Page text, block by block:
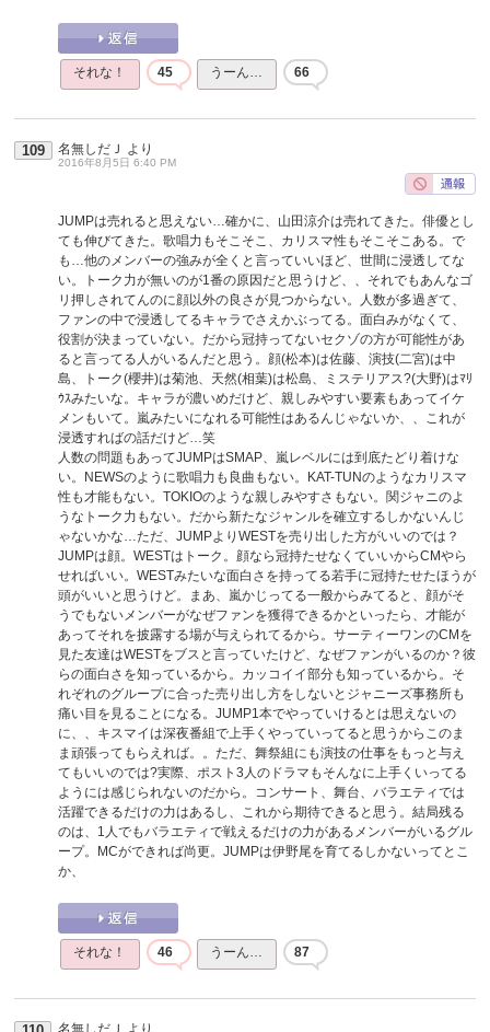
それな！ 45 うーん… 66
109 名無しだＪ より
2016年8月5日 6:40 PM
JUMPは売れると思えない…確かに、山田涼介は売れてきた。俳優とし
ても伸びてきた。歌唱力もそこそこ、カリスマ性もそこそこある。で
も…他のメンバーの強みが全くと言っていいほど、世間に浸透してな
い。トーク力が無いのが1番の原因だと思うけど、、それでもあんなゴ
リ押しされてんのに顔以外の良さが見つからない。人数が多過ぎて、
ファンの中で浸透してるキャラでさえかぶってる。面白みがなくて、
役割が決まっていない。だから冠持ってないセクゾの方が可能性があ
ると言ってる人がいるんだと思う。顔(松本)は佐藤、演技(二宮)は中
島、トーク(櫻井)は菊池、天然(相葉)は松島、ミステリアス?(大野)はﾏﾘ
ｳｽみたいな。キャラが濃いめだけど、親しみやすい要素もあってイケ
メンもいて。嵐みたいになれる可能性はあるんじゃないか、、これが
浸透すればの話だけど…笑
人数の問題もあってJUMPはSMAP、嵐レベルには到底たどり着けな
い。NEWSのように歌唱力も良曲もない。KAT-TUNのようなカリスマ
性も才能もない。TOKIOのような親しみやすさもない。関ジャニのよ
うなトーク力もない。だから新たなジャンルを確立するしかないんじ
ゃないかな…ただ、JUMPよりWESTを売り出した方がいいのでは？
JUMPは顔。WESTはトーク。顔なら冠持たせなくていいからCMやら
せればいい。WESTみたいな面白さを持ってる若手に冠持たせたほうが
頭がいいと思うけど。まあ、嵐かじってる一般からみてると、顔がそ
うでもないメンバーがなぜファンを獲得できるかといったら、才能が
あってそれを披露する場が与えられてるから。サーティーワンのCMを
見た友達はWESTをブスと言っていたけど、なぜファンがいるのか？彼
らの面白さを知っているから。カッコイイ部分も知っているから。そ
れぞれのグループに合った売り出し方をしないとジャニーズ事務所も
痛い目を見ることになる。JUMP1本でやっていけるとは思えないの
に、、キスマイは深夜番組で上手くやっていってると思うからこのま
ま頑張ってもらえれば。。ただ、舞祭組にも演技の仕事をもっと与え
てもいいのでは?実際、ポスト3人のドラマもそんなに上手くいってる
ようには感じられないのだから。コンサート、舞台、バラエティでは
活躍できるだけの力はあるし、これから期待できると思う。結局残る
のは、1人でもバラエティで戦えるだけの力があるメンバーがいるグル
ープ。MCができれば尚更。JUMPは伊野尾を育てるしかないってとこ
か、
それな！ 46 うーん… 87
名無しだＪ より